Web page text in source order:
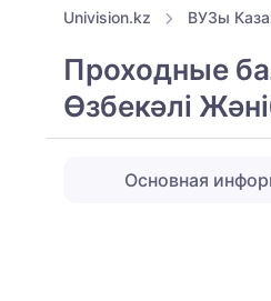
Univision.kz ВУЗы
Проходные
Өзбекәлі
Основная